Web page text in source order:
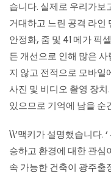
습니다. 실제로 우리가보
거대하고 느린 공격 라인
안정화, 줌 및 41 메가 픽
든 개선으로 인해 많은
지 않고 전적으로 모바일
사진 및 비디오 촬영 장치
있으므로 기억에 남을 순
\\’맥키가 설명했습니다.
승하고 환경에 대한 관심
속 가능한 건축이 광주출